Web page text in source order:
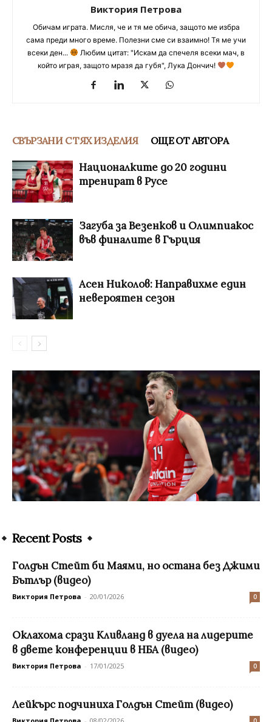
Виктория Петрова
Обичам играта. Мисля, че и тя ме обича, защото ме избра
сама преди много време. Полезни сме си взаимно! Тя ме учи
всеки ден...
Любим цитат: "Искам да спечеля всеки мач, в
който играя, защото мразя да губя", Лука Дончич!
СВЪРЗАНИ С ТЯХ ИЗДЕЛИЯ ОЩЕ ОТ АВТОРА
Националките до 20 години
тренират в Русе
Загуба за Везенков и Олимпиакос
във финалите в Гърция
Асен Николов: Направихме един
невероятен сезон
Recent Posts
Голдън Стейт би Маями, но остана без Джими
Бътлър (видео)
Виктория Петрова - 20/01/2026 0
Оклахома срази Кливланд в дуела на лидерите
в двете конференции в НБА (видео)
Виктория Петрова - 17/01/2025 0
Лейкърс подчиниха Голдън Стейт (видео)